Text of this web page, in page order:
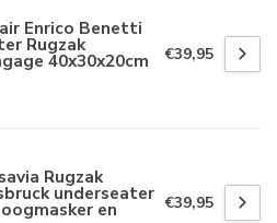
Enrico Benetti
Rugzak
40x30x20cm €39,95
Rugzak
underseater
en €39,95